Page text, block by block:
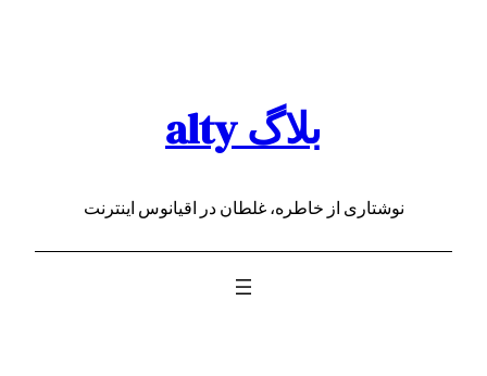
بلاگ alty
نوشتاری از خاطره، غلطان در اقیانوس اینترنت